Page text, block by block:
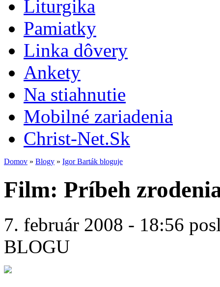
Liturgika
Pamiatky
Linka dôvery
Ankety
Na stiahnutie
Mobilné zariadenia
Christ-Net.Sk
Domov » Blogy » Igor Barták bloguje
Film: Príbeh
7. február 2008 - 18:56
BLOGU